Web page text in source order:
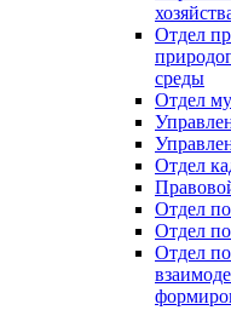
Отдел
среды
Отдел
Отдел
Отдел
Отдел
Отдел